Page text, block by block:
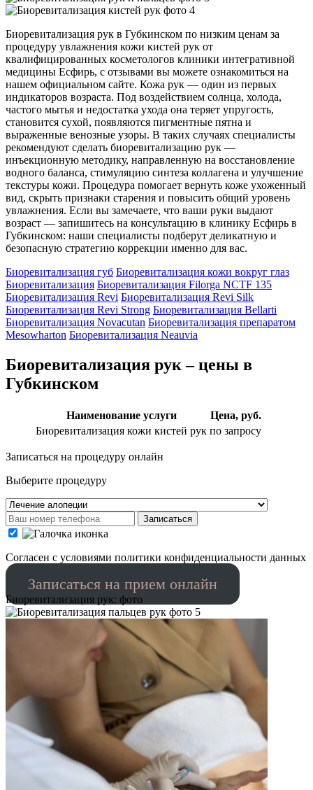
Биоревитализация рук в Губкинском по низким ценам за
процедуру увлажнения кожи кистей рук от
квалифицированных косметологов клиники интегративной
медицины Есфирь, с отзывами вы можете ознакомиться на
нашем официальном сайте. Кожа рук — один из первых
индикаторов возраста. Под воздействием солнца, холода,
частого мытья и недостатка ухода она теряет упругость,
становится сухой, появляются пигментные пятна и
выраженные венозные узоры. В таких случаях специалисты
рекомендуют сделать биоревитализацию рук —
инъекционную методику, направленную на восстановление
водного баланса, стимуляцию синтеза коллагена и улучшение
текстуры кожи. Процедура помогает вернуть коже ухоженный
вид, скрыть признаки старения и повысить общий уровень
увлажнения. Если вы замечаете, что ваши руки выдают
возраст — запишитесь на консультацию в клинику Есфирь в
Губкинском: наши специалисты подберут деликатную и
безопасную стратегию коррекции именно для вас.
Биоревитализация губ Биоревитализация кожи вокруг глаз
Биоревитализация Биоревитализация Filorga NCTF 135
Биоревитализация Revi Биоревитализация Revi Silk
Биоревитализация Revi Strong Биоревитализация Bellarti
Биоревитализация Novacutan Биоревитализация препаратом
Mesowharton Биоревитализация Neauvia
Биоревитализация рук – цены в
Губкинском
Наименование услуги
Цена, руб.
Биоревитализация кожи кистей рук по запросу
Записаться на процедуру онлайн
Выберите процедуру
Записаться
Cогласен с условиями политики конфиденциальности данных
Записаться на прием онлайн
Биоревитализация рук: фото